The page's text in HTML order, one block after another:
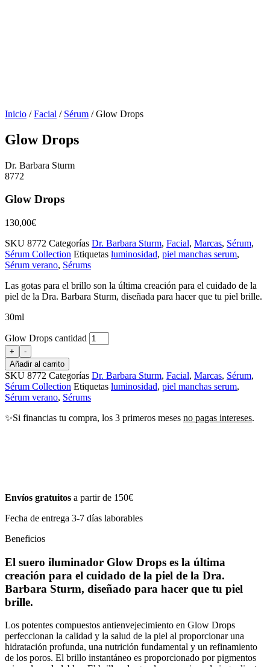
Inicio /Facial / Sérum / Glow Drops
Glow Drops
Dr. Barbara Sturm
8772
Glow Drops
130,00€
SKU 8772 Categorías Dr. Barbara Sturm, Facial, Marcas, Sérum,
Sérum Collection Etiquetas luminosidad, piel manchas serum,
Sérum verano, Sérums
Las gotas para el brillo son la última creación para el cuidado de la
piel de la Dra. Barbara Sturm, diseñada para hacer que tu piel brille.
30ml
Glow Drops cantidad
+
-
Añadir al carrito
SKU 8772 Categorías Dr. Barbara Sturm, Facial, Marcas, Sérum,
Sérum Collection Etiquetas luminosidad, piel manchas serum,
Sérum verano, Sérums
✨Si financias tu compra, los 3 primeros meses no pagas intereses.
Envíos gratuitos a partir de 150€
Fecha de entrega 3-7 días laborables
Beneficios
El suero iluminador Glow Drops es la última
creación para el cuidado de la piel de la Dra.
Barbara Sturm, diseñado para hacer que tu piel
brille.
Los potentes compuestos antienvejecimiento en Glow Drops
perfeccionan la calidad y la salud de la piel al proporcionar una
hidratación profunda, una nutrición fundamental y un refinamiento
de los poros. El brillo instantáneo es proporcionado por pigmentos